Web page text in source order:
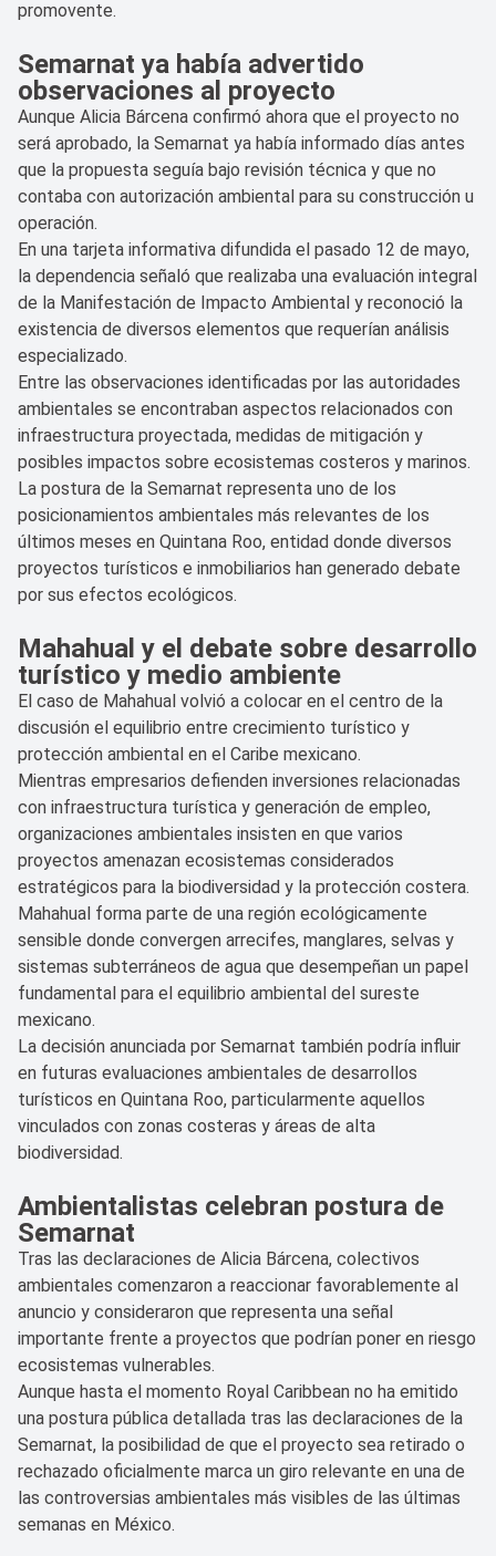
promovente.
Semarnat ya había advertido
observaciones al proyecto
Aunque Alicia Bárcena confirmó ahora que el proyecto no
será aprobado, la Semarnat ya había informado días antes
que la propuesta seguía bajo revisión técnica y que no
contaba con autorización ambiental para su construcción u
operación.
En una tarjeta informativa difundida el pasado 12 de mayo,
la dependencia señaló que realizaba una evaluación integral
de la Manifestación de Impacto Ambiental y reconoció la
existencia de diversos elementos que requerían análisis
especializado.
Entre las observaciones identificadas por las autoridades
ambientales se encontraban aspectos relacionados con
infraestructura proyectada, medidas de mitigación y
posibles impactos sobre ecosistemas costeros y marinos.
La postura de la Semarnat representa uno de los
posicionamientos ambientales más relevantes de los
últimos meses en Quintana Roo, entidad donde diversos
proyectos turísticos e inmobiliarios han generado debate
por sus efectos ecológicos.
Mahahual y el debate sobre desarrollo
turístico y medio ambiente
El caso de Mahahual volvió a colocar en el centro de la
discusión el equilibrio entre crecimiento turístico y
protección ambiental en el Caribe mexicano.
Mientras empresarios defienden inversiones relacionadas
con infraestructura turística y generación de empleo,
organizaciones ambientales insisten en que varios
proyectos amenazan ecosistemas considerados
estratégicos para la biodiversidad y la protección costera.
Mahahual forma parte de una región ecológicamente
sensible donde convergen arrecifes, manglares, selvas y
sistemas subterráneos de agua que desempeñan un papel
fundamental para el equilibrio ambiental del sureste
mexicano.
La decisión anunciada por Semarnat también podría influir
en futuras evaluaciones ambientales de desarrollos
turísticos en Quintana Roo, particularmente aquellos
vinculados con zonas costeras y áreas de alta
biodiversidad.
Ambientalistas celebran postura de
Semarnat
Tras las declaraciones de Alicia Bárcena, colectivos
ambientales comenzaron a reaccionar favorablemente al
anuncio y consideraron que representa una señal
importante frente a proyectos que podrían poner en riesgo
ecosistemas vulnerables.
Aunque hasta el momento Royal Caribbean no ha emitido
una postura pública detallada tras las declaraciones de la
Semarnat, la posibilidad de que el proyecto sea retirado o
rechazado oficialmente marca un giro relevante en una de
las controversias ambientales más visibles de las últimas
semanas en México.